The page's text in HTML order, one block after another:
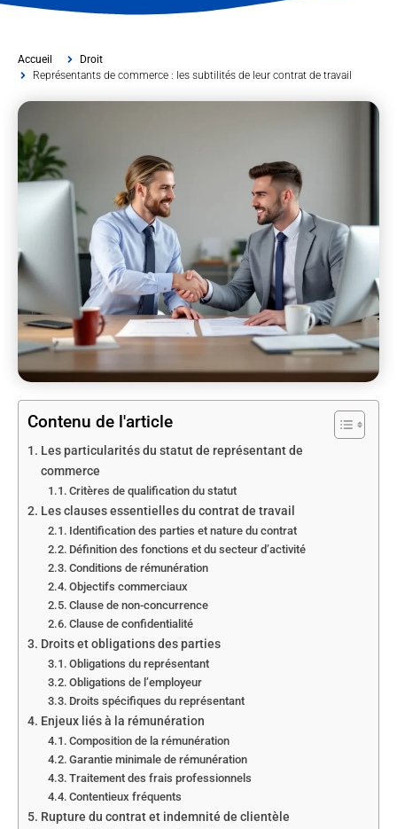
Accueil
Droit
Représentants de commerce : les subtilités de leur contrat de travail
Contenu de l'article
Les particularités du statut de représentant de
commerce
Critères de qualification du statut
Les clauses essentielles du contrat de travail
Identification des parties et nature du contrat
Définition des fonctions et du secteur d’activité
Conditions de rémunération
Objectifs commerciaux
Clause de non-concurrence
Clause de confidentialité
Droits et obligations des parties
Obligations du représentant
Obligations de l’employeur
Droits spécifiques du représentant
Enjeux liés à la rémunération
Composition de la rémunération
Garantie minimale de rémunération
Traitement des frais professionnels
Contentieux fréquents
Rupture du contrat et indemnité de clientèle